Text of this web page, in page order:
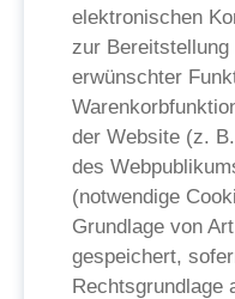
elektronischen
zur
erwünschter
der Website (z.
des
(notwendige
Grundlage von
gespeichert,
Rechtsgrundlage